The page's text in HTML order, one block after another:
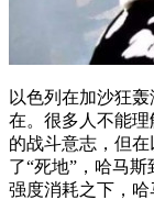
以色列在加沙狂
在。很多人不能
的战斗意志，但
了“死地”，哈马
强度消耗之下，